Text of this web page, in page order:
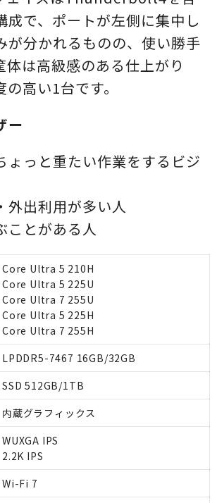
成で、ポートが左側に集中し
が分かれるものの、使い勝手
体は高級感のある仕上がり
高い1台です。
ー
ょっと重たい作業をするビジ
外出利用が多い人
ことがある人
Core Ultra 5 210H
Core Ultra 5 225U
Core Ultra 7 255U
Core Ultra 5 225H
Core Ultra 7 255H
LPDDR5-7467 16GB/32GB
SSD 512GB/1TB
内蔵グラフィックス
WUXGA IPS
2.2K IPS
Wi-Fi 7